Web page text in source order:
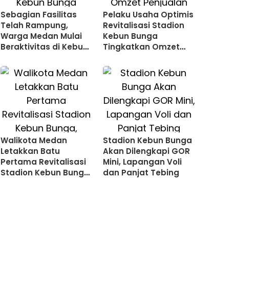
Sebagian Fasilitas
Telah Rampung,
Warga Medan Mulai
Beraktivitas di Kebun
Pelaku Usaha Optimis
Revitalisasi Stadion
Kebun Bunga
Tingkatkan Omzet
Walikota Medan
Letakkan Batu
Pertama Revitalisasi
Stadion Kebun Bunga,
Stadion Kebun Bunga
Akan Dilengkapi GOR
Mini, Lapangan Voli
dan Panjat Tebing